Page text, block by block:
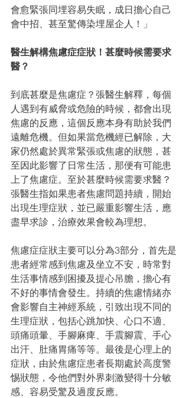
會愈緊張同埋容易失眠，成日擔心自己
會中招、甚至驚傳染埋屋企人！」
醫生解構焦慮症症狀！甚麼時候需要求
醫？
到底甚麼是焦慮症？張醫生解釋，每個
人遇到有威脅或危險的時候，都會出現
焦慮的反應，這個反應本身有助於我們
遠離危機。但如果當危機經已解除，大
家仍然處於異常緊張或焦慮的狀態，甚
至因此影響了日常生活，那便有可能患
上了焦慮症。至於甚麼時候需要求醫？
張醫生指如果患者焦慮問題持續，開始
出現生理症狀，並已嚴重影響生活，應
盡早求診，治療效果會較為理想。
焦慮症症狀主要可以分為3部分，首先是
患者經常感到焦慮及坐立不安，時常對
生活事情感到困擾及提心吊膽，擔心有
不好的事情會發生。持續的焦慮情緒亦
會影響自主神經系統，引致出現不同的
生理症狀，包括心跳加快、心口不適、
頭痛頭暈、手腳麻痺、手震腳震、手心
出汗、肚痛胃痛等等。最後是心理上的
症狀，由於焦慮症患者長期處於高度警
惕狀態，令他們對外界刺激變得十分敏
感、容易受驚及過度反應。